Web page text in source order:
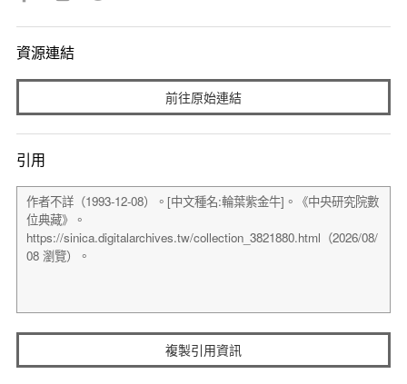
資源連結
前往原始連結
引用
複製引用資訊